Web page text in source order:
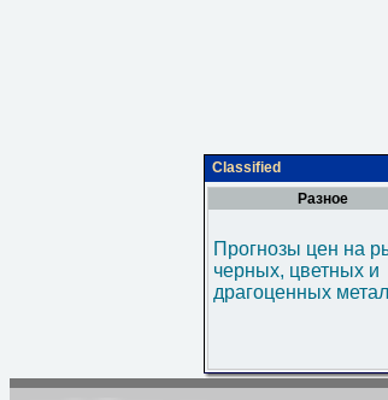
Classified
Разное
Прогнозы цен на
черных, цветных и
драгоценных